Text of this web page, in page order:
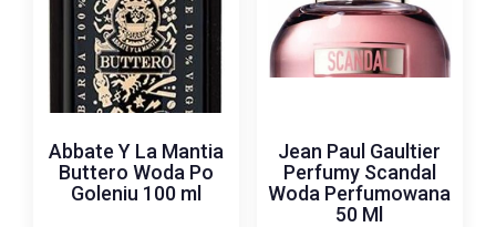
Abbate Y La Mantia
Buttero Woda Po
Goleniu 100 ml
Jean Paul Gaultier
Perfumy Scandal
Woda Perfumowana
50 Ml